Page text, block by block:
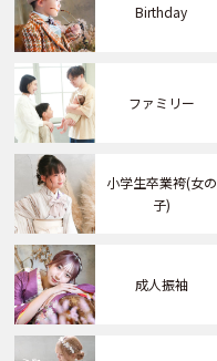
Birthday
ファミリー
小学生卒業袴(女の
子)
成人振袖